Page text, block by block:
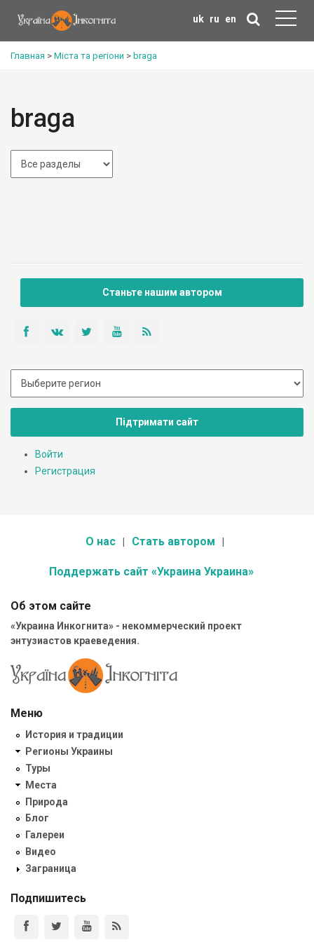
uk ru en
Главная > Міста та регіони > braga
braga
Станьте нашим автором
Підтримати сайт
Войти
Регистрация
О нас Стать автором
Поддержать сайт «Украина Украина»
Об этом сайте
«Украина Инкогнита» - некоммерческий проект
энтузиастов краеведения.
Меню
История и традиции
Регионы Украины
Туры
Места
Природа
Блог
Галереи
Видео
Заграница
Подпишитесь